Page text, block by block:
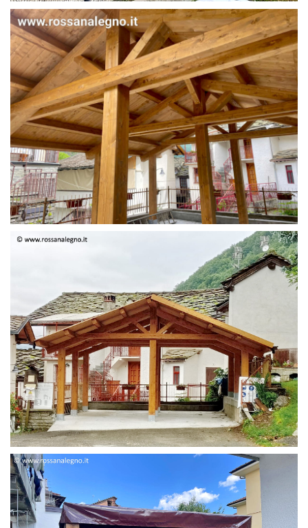
STRUTTURA IN ABETE LAMELLARE
STRUTTURA DUE FALDE